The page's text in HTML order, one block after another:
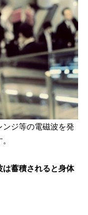
ジ等の電磁波を発
蓄積されると身体